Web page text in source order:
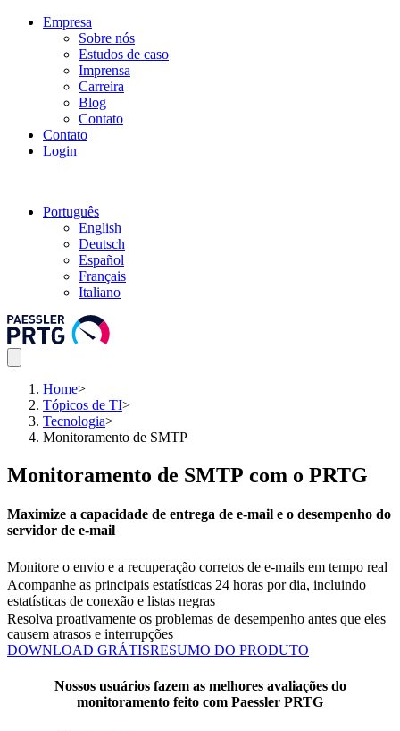
Empresa
Sobre nós
Estudos de caso
Imprensa
Carreira
Blog
Contato
Contato
Login
Português
English
Deutsch
Español
Français
Italiano
Home>
Tópicos de TI>
Tecnologia>
Monitoramento de SMTP
Monitoramento de SMTP com o PRTG
Maximize a capacidade de entrega de e-mail e o desempenho do
servidor de e-mail
Monitore o envio e a recuperação corretos de e-mails em tempo real
Acompanhe as principais estatísticas 24 horas por dia, incluindo
estatísticas de conexão e listas negras
Resolva proativamente os problemas de desempenho antes que eles
causem atrasos e interrupções
DOWNLOAD GRÁTISRESUMO DO PRODUTO
Nossos usuários fazem as melhores avaliações do
monitoramento feito com Paessler PRTG